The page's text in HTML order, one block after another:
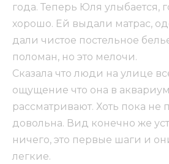
года. Теперь Юля улыбается,
хорошо. Ей выдали матрас,
дали чистое постельное
поломан, но это мелочи.
Сказала что люди на улице
ощущение что она в
рассматривают. Хоть пока не
довольна. Вид конечно же
ничего, это первые шаги и
легкие.